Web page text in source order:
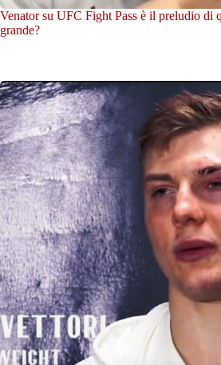
Venator su UFC Fight Pass è il preludio di
grande?